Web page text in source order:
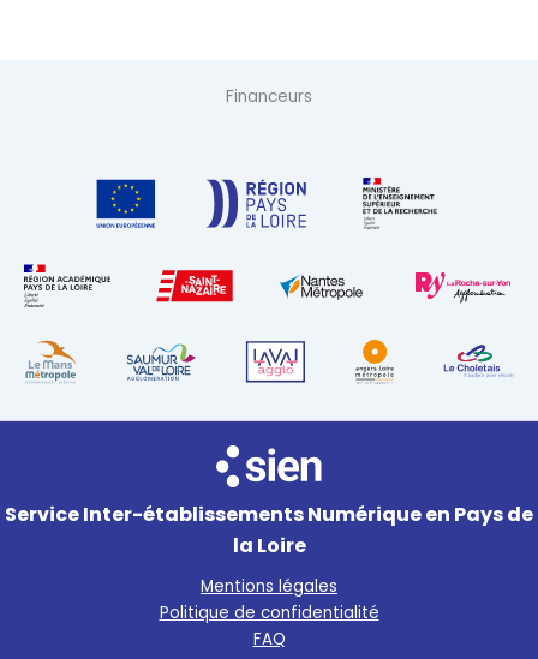
Financeurs
Service Inter-établissements Numérique en Pays de
la Loire
Mentions légales
Politique de confidentialité
FAQ